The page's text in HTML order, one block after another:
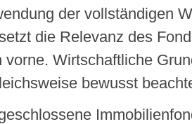
der vollständigen
die Relevanz des
vorne. Wirtschaftliche
bewusst